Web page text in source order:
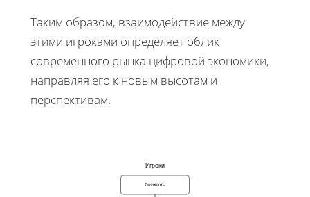
Таким образом, взаимодействие между
этими игроками определяет облик
современного рынка цифровой экономики,
направляя его к новым высотам и
перспективам.
Игроки
Техгиганты